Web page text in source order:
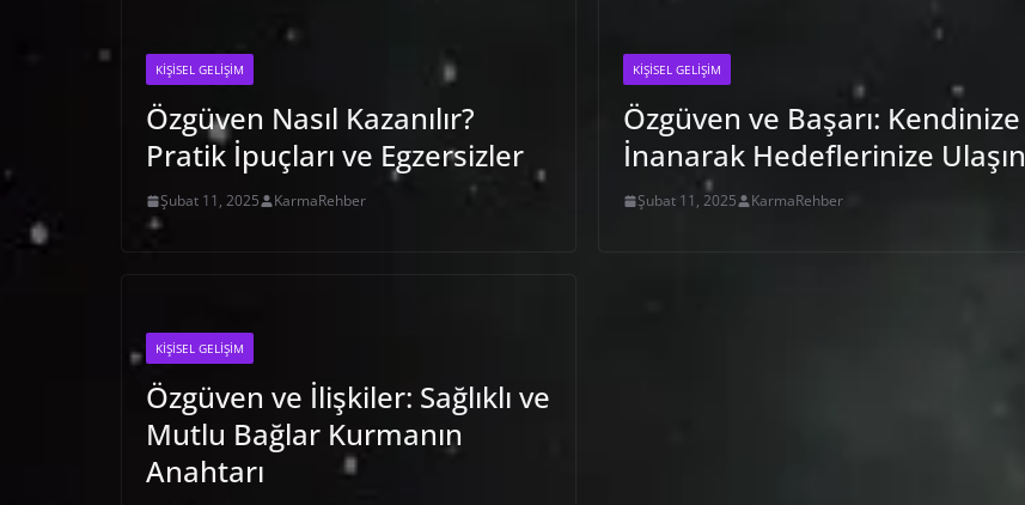
KIŞISEL GELIŞIM
Özgüven Nasıl Kazanılır?
Pratik İpuçları ve Egzersizler
Şubat 11, 2025 KarmaRehber
KIŞISEL GELIŞIM
Özgüven ve Başarı: Kendinize
İnanarak Hedeflerinize Ulaşın
Şubat 11, 2025 KarmaRehber
KIŞISEL GELIŞIM
Özgüven ve İlişkiler: Sağlıklı ve
Mutlu Bağlar Kurmanın
Anahtarı